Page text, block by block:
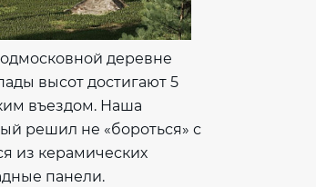
деревне
высот достигают 5
въездом. Наша
решил не «бороться» с
из керамических
панели.